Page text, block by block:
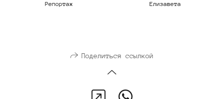
Репортаж Елизавета
Поделиться ссылкой